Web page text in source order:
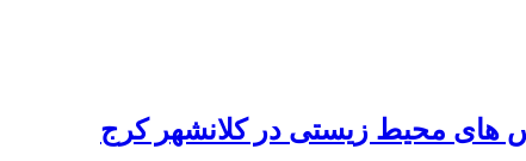
های محیط زیستی در کلانشهر کرج